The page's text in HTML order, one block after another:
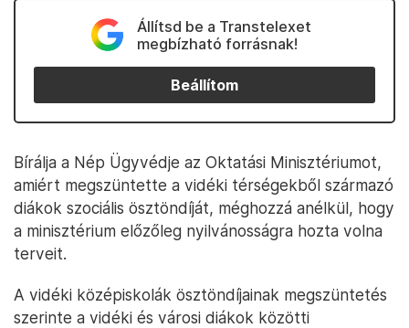
Állítsd be a Transtelexet
megbízható forrásnak!
Beállítom
Bírálja a Nép Ügyvédje az Oktatási Minisztériumot,
amiért megszüntette a vidéki térségekből származó
diákok szociális ösztöndíját, méghozzá anélkül, hogy
a minisztérium előzőleg nyilvánosságra hozta volna
terveit.
A vidéki középiskolák ösztöndíjainak megszüntetés
szerinte a vidéki és városi diákok közötti